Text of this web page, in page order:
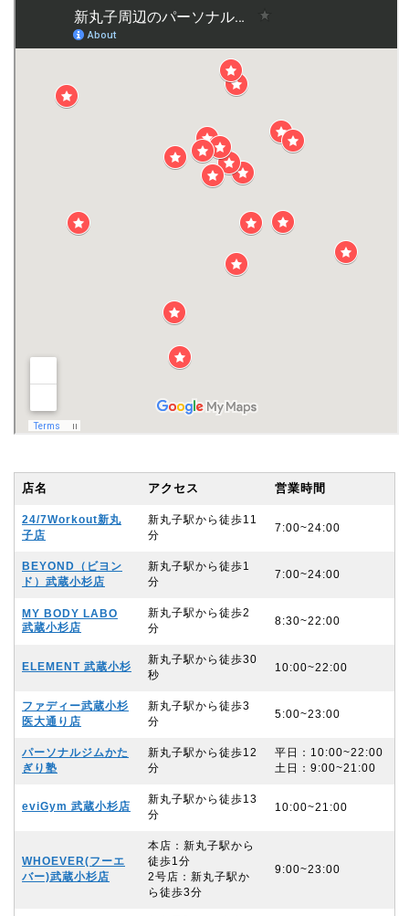
店名 アクセス 営業時間
24/7Workout新丸
子店
新丸子駅から徒歩11
分
7:00~24:00
BEYOND（ビヨン
ド）武蔵小杉店
新丸子駅から徒歩1
分
7:00~24:00
MY BODY LABO
武蔵小杉店
新丸子駅から徒歩2
分
8:30~22:00
ELEMENT 武蔵小杉
新丸子駅から徒歩30
秒
10:00~22:00
ファディー武蔵小杉
医大通り店
新丸子駅から徒歩3
分
5:00~23:00
パーソナルジムかた
ぎり塾
新丸子駅から徒歩12
分
平⽇：10:00~22:00
⼟⽇：9:00~21:00
eviGym 武蔵小杉店
新丸子駅から徒歩13
分
10:00~21:00
WHOEVER(フーエ
バー)武蔵小杉店
本店：新丸子駅から
徒歩1分
2号店：新丸子駅か
ら徒歩3分
9:00~23:00